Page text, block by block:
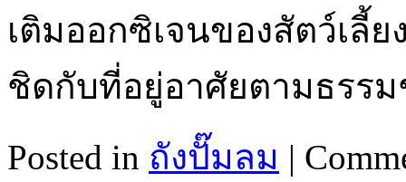
เติมออกซิเจนของสัตว์เลี้
ชิดกับที่อยู่อาศัยตามธรร
Posted in ถังปั๊มลม |